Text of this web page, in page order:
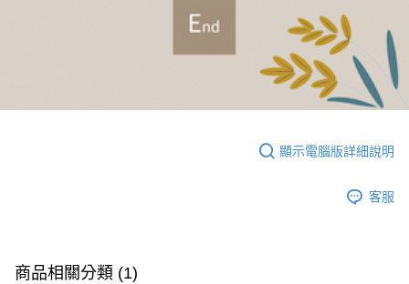
顯示電腦版詳細說明
客服
商品相關分類 (1)